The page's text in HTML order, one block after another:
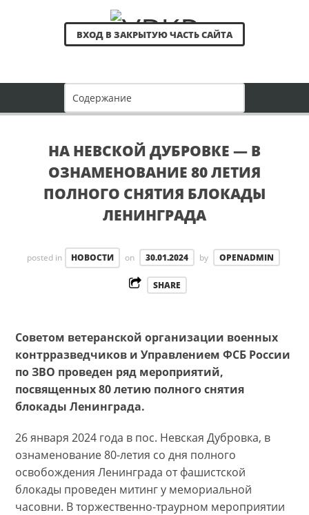
ВХОД В ЗАКРЫТУЮ ЧАСТЬ САЙТА
НА НЕВСКОЙ ДУБРОВКЕ — В
ОЗНАМЕНОВАНИЕ 80 ЛЕТИЯ
ПОЛНОГО СНЯТИЯ БЛОКАДЫ
ЛЕНИНГРАДА
posted in НОВОСТИ on 30.01.2024 by OPENADMIN
SHARE
Советом ветеранской организации военных
контрразведчиков и Управлением ФСБ России
по ЗВО проведен ряд мероприятий,
посвященных 80 летию полного снятия
блокады Ленинграда.
26 января 2024 года в пос. Невская Дубровка, в
ознаменование 80-летия со дня полного
освобождения Ленинграда от фашистской
блокады проведен митинг у мемориальной
часовни. В торжественно-траурном мероприятии